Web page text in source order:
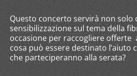
Questo concerto servirà non solo
sensibilizzazione sul tema della
occasione per raccogliere offerte
cosa può essere destinato l’aiuto
che parteciperanno alla serata?